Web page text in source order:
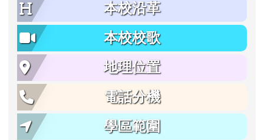
本校沿革
本校校歌
地理位置
電話分機
學區範圍